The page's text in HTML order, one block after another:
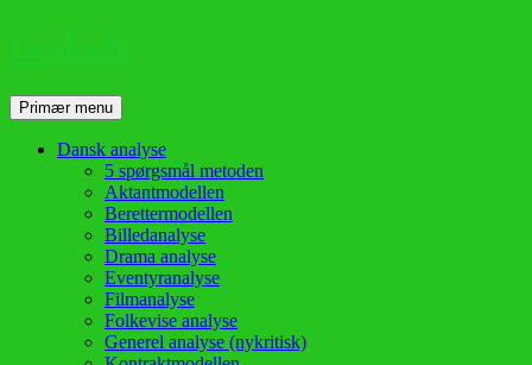
SøgPrimær menu Hop
til
indhold
Dansk analyse
5 spørgsmål metoden
Aktantmodellen
Berettermodellen
Billedanalyse
Drama analyse
Eventyranalyse
Filmanalyse
Folkevise analyse
Generel analyse (nykritisk)